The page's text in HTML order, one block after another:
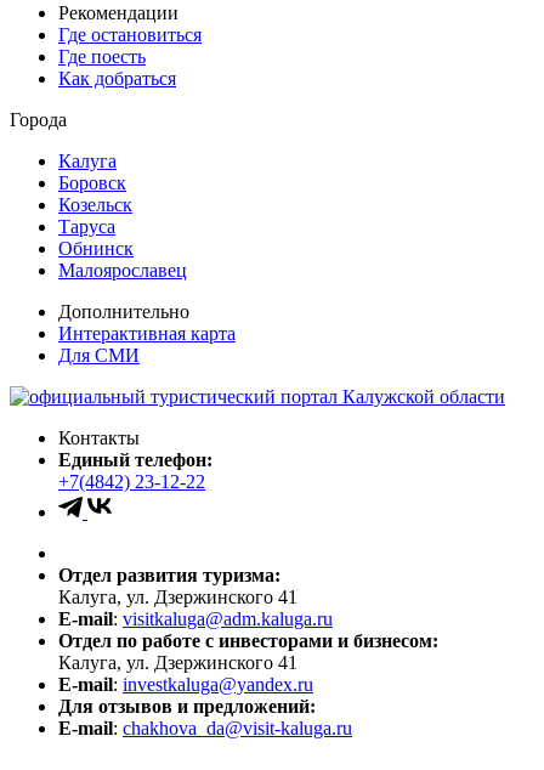
Рекомендации
Где остановиться
Где поесть
Как добраться
Города
Калуга
Боровск
Козельск
Таруса
Обнинск
Малоярославец
Дополнительно
Интерактивная карта
Для СМИ
Контакты
Единый телефон:
+7(4842) 23-12-22
Отдел развития туризма:
Калуга, ул. Дзержинского 41
E-mail: visitkaluga@adm.kaluga.ru
Отдел по работе с инвесторами и бизнесом:
Калуга, ул. Дзержинского 41
E-mail: investkaluga@yandex.ru
Для отзывов и предложений:
E-mail: chakhova_da@visit-kaluga.ru